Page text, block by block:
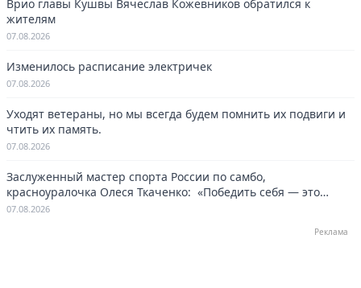
Врио главы Кушвы Вячеслав Кожевников обратился к
жителям
07.08.2026
Изменилось расписание электричек
07.08.2026
Уходят ветераны, но мы всегда будем помнить их подвиги и
чтить их память.
07.08.2026
Заслуженный мастер спорта России по самбо,
красноуралочка Олеся Ткаченко: «Победить себя — это
навсегда»
07.08.2026
Реклама